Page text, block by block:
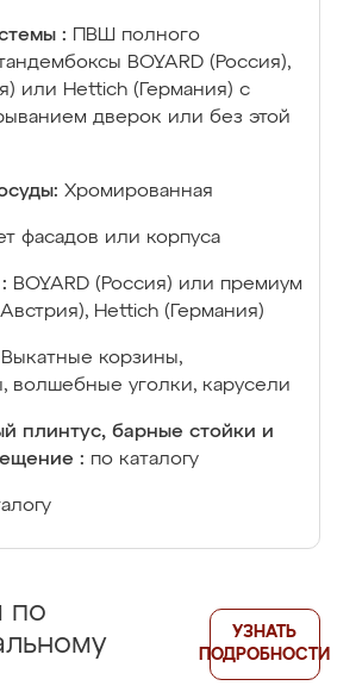
:
ПВШ полного
BOYARD (Россия),
или Hettich (Германия) с
дверок или без этой
Хромированная
фасадов или корпуса
BOYARD (Россия) или премиум
Hettich (Германия)
Выкатные корзины,
волшебные уголки, карусели
плинтус, барные стойки и
: по каталогу
по
УЗНАТЬ
ПОДРОБНОСТИ